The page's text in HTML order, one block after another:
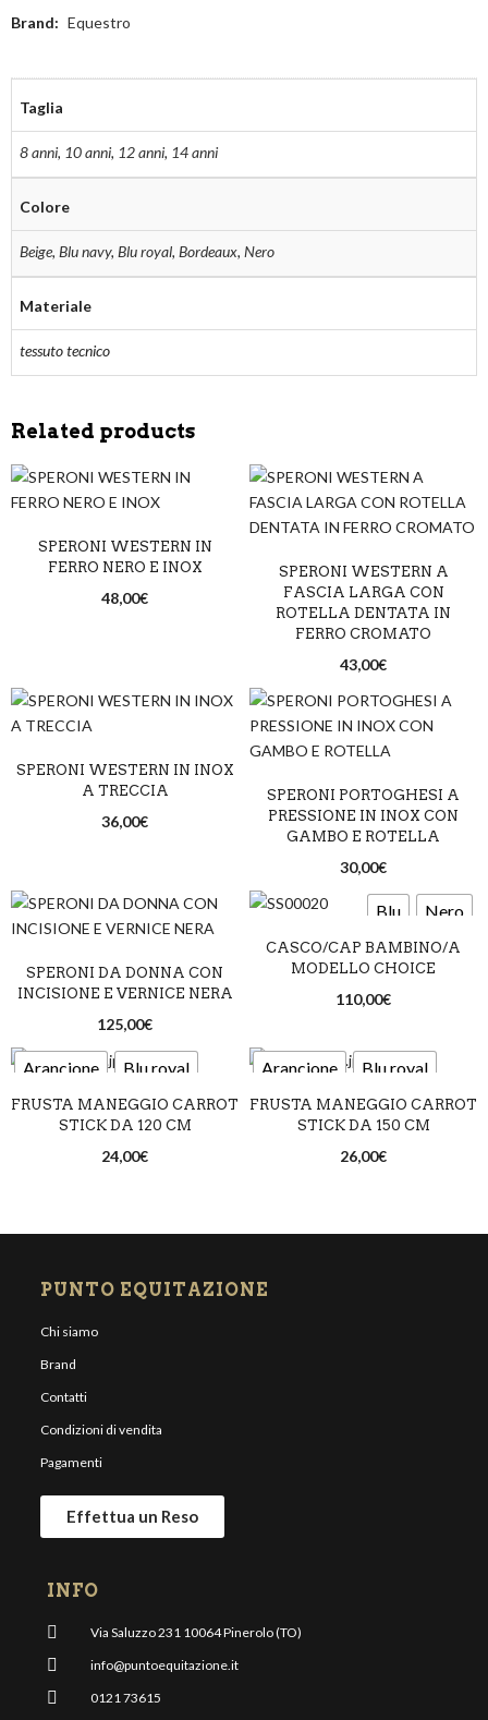
Brand: Equestro
Taglia
8 anni, 10 anni, 12 anni, 14 anni
Colore
Beige, Blu navy, Blu royal, Bordeaux, Nero
Materiale
tessuto tecnico
Related products
SPERONI WESTERN IN
FERRO NERO E INOX
48,00€
SPERONI WESTERN A
FASCIA LARGA CON
ROTELLA DENTATA IN
FERRO CROMATO
43,00€
SPERONI WESTERN IN INOX
A TRECCIA
36,00€
SPERONI PORTOGHESI A
PRESSIONE IN INOX CON
GAMBO E ROTELLA
30,00€
SPERONI DA DONNA CON
INCISIONE E VERNICE NERA
125,00€
Blu Nero
CASCO/CAP BAMBINO/A
MODELLO CHOICE
110,00€
Arancione
Blu royal
Lime
Nero
Rosa
FRUSTA MANEGGIO CARROT
STICK DA 120 CM
24,00€
Arancione
Blu royal
Lime
Nero
Rosa
FRUSTA MANEGGIO CARROT
STICK DA 150 CM
26,00€
PUNTO EQUITAZIONE
Chi siamo
Brand
Contatti
Condizioni di vendita
Pagamenti
Effettua un Reso
INFO
Via Saluzzo 231 10064 Pinerolo (TO)
info@puntoequitazione.it
0121 73615